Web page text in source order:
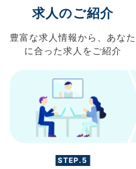
求人のご紹介
豊富な求人情報から、 あなた
に合った求人を ご紹介
STEP.5